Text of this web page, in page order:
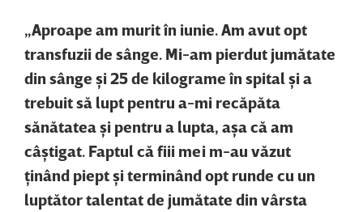
„Aproape am murit în iunie. Am avut opt
transfuzii de sânge. Mi-am pierdut jumătate
din sânge şi 25 de kilograme în spital şi a
trebuit să lupt pentru a-mi recăpăta
sănătatea şi pentru a lupta, aşa că am
câştigat. Faptul că fiii mei m-au văzut
ţinând piept şi terminând opt runde cu un
luptător talentat de jumătate din vârsta